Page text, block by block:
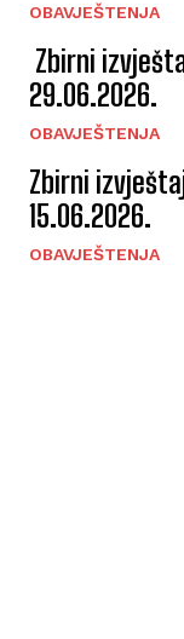
OBAVJEŠTENJA
Zbirni
29.06.2026.
OBAVJEŠTENJA
Zbirni
15.06.2026.
OBAVJEŠTENJA